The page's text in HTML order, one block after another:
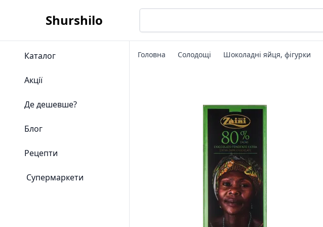
Shurshilo
Каталог
Акції
Де дешевше?
Блог
Рецепти
Супермаркети
Головна Солодощі Шоколадні яйця, фігурки